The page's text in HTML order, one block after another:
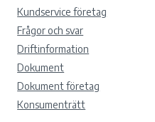
Kundservice företag
Frågor och svar
Driftinformation
Dokument
Dokument företag
Konsumenträtt